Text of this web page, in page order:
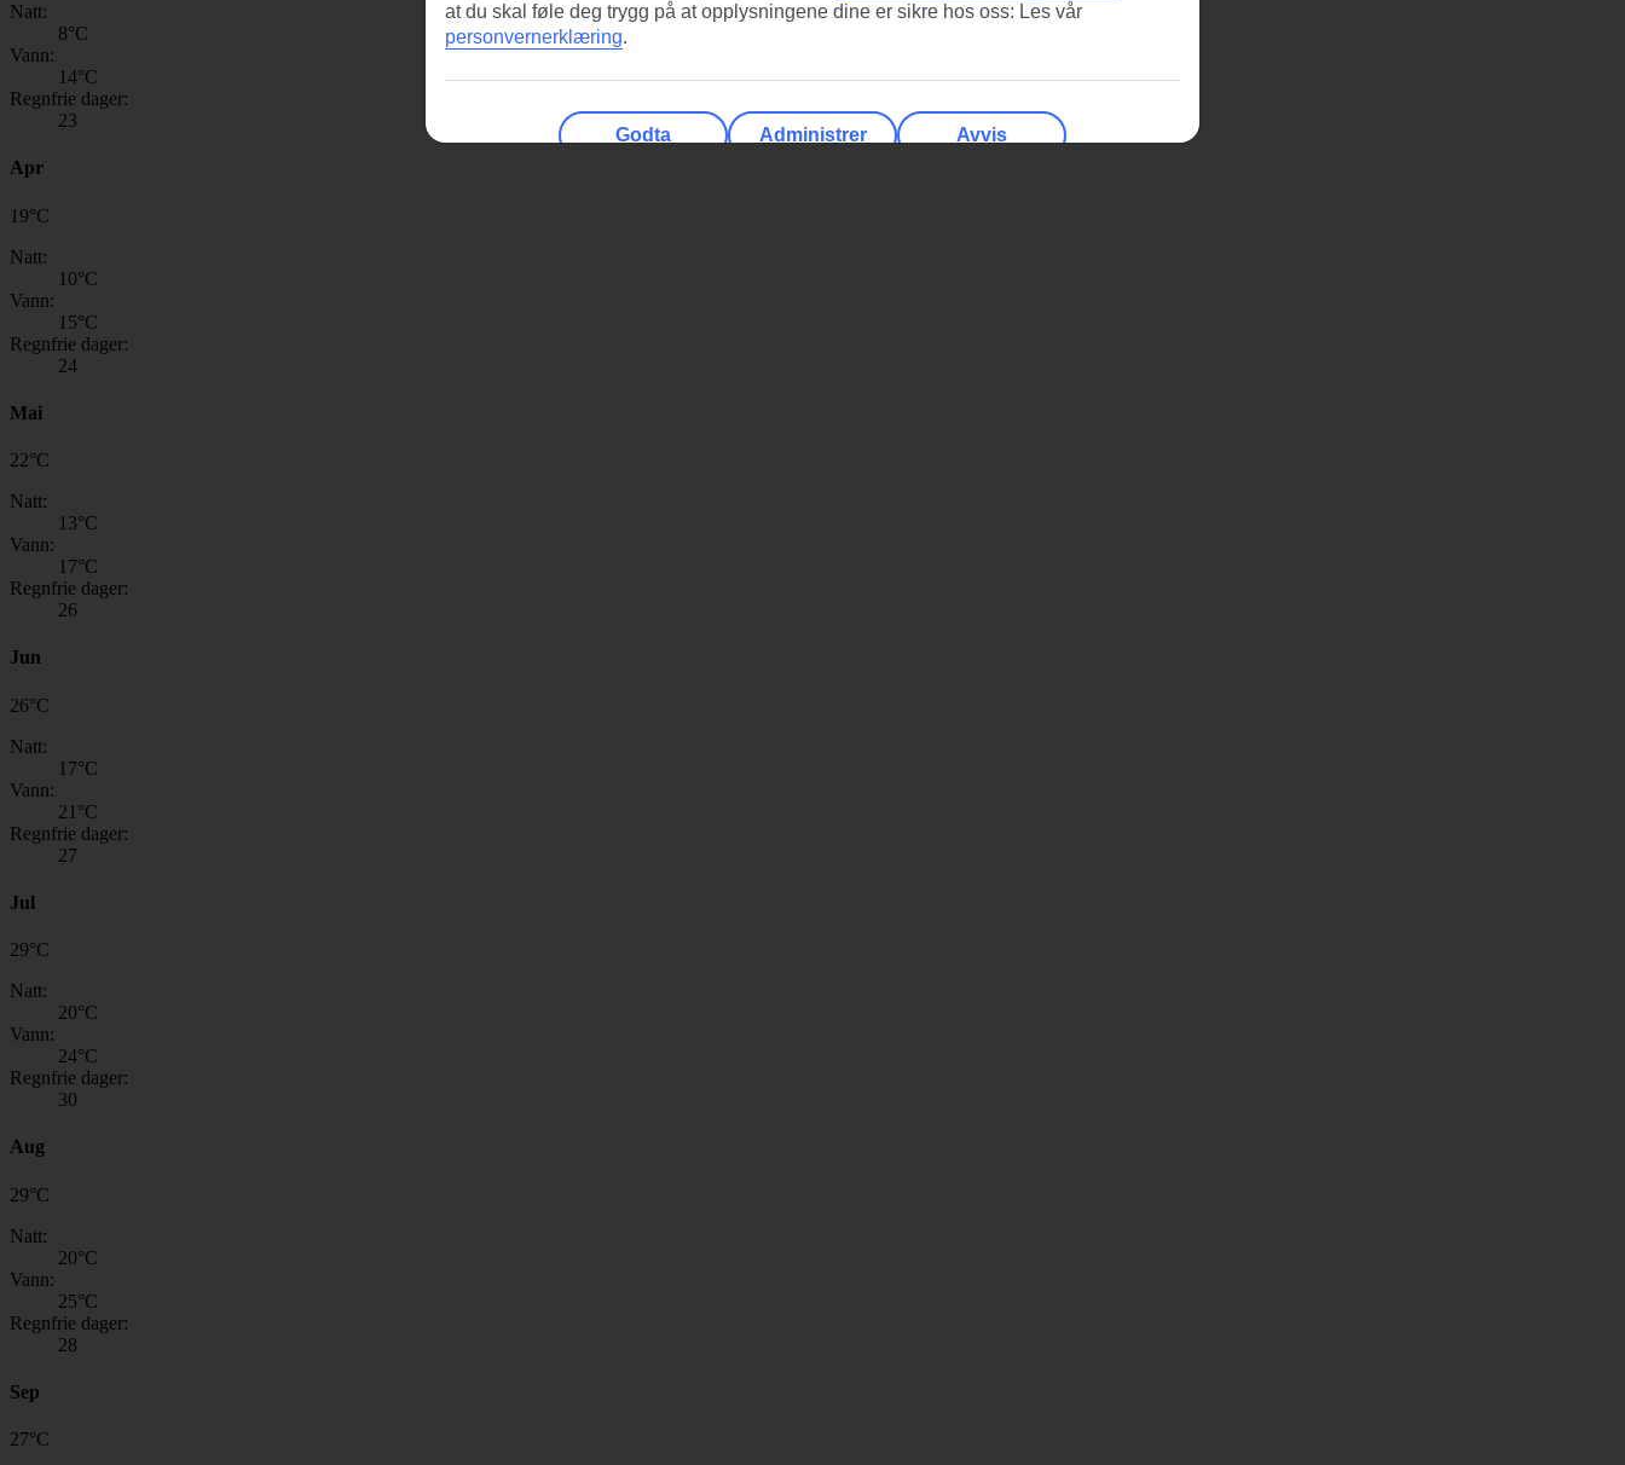
Natt:
8°C
Vann:
14°C
Regnfrie dager:
23
Apr
19°C
Natt:
10°C
Vann:
15°C
Regnfrie dager:
24
Mai
22°C
Natt:
13°C
Vann:
17°C
Regnfrie dager:
26
Jun
26°C
Natt:
17°C
Vann:
21 °C
Regnfrie dager:
27
Jul
29°C
Natt:
20°C
Vann:
24°C
Regnfrie dager:
30
Aug
29°C
Natt:
20°C
Vann:
25°C
Regnfrie dager:
28
Sep
27°C
at du skal føle deg trygg på at opplysningene dine er sikre hos oss: Les vår
personvernerklæring.
Godta Administrer Avvis